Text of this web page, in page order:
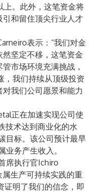
上。此外，这笔资金将
和留住顶尖行业人才
表示：“我们对金
坚定不移，这笔资金
市场环境充满挑战，
我们持续从顶级投资
我们公司愿景和能力
正在加速实现公司使
技术达到商业化的水
目标。该公司预计最早
务产生收入。
席执行官Ichiro
生产可持续实践的重
明了我们的信念，即